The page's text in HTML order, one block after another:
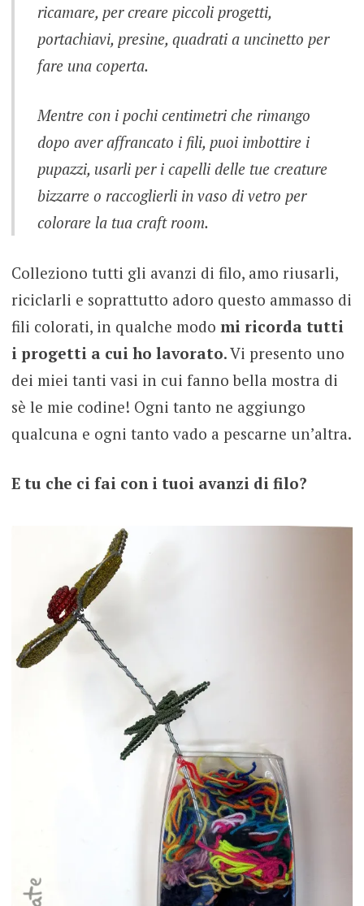
ricamare, per creare piccoli progetti,
portachiavi, presine, quadrati a uncinetto per
fare una coperta.
Mentre con i pochi centimetri che rimango
dopo aver affrancato i fili, puoi imbottire i
pupazzi, usarli per i capelli delle tue creature
bizzarre o raccoglierli in vaso di vetro per
colorare la tua craft room.
Colleziono tutti gli avanzi di filo, amo riusarli,
riciclarli e soprattutto adoro questo ammasso di
fili colorati, in qualche modo mi ricorda tutti
i progetti a cui ho lavorato. Vi presento uno
dei miei tanti vasi in cui fanno bella mostra di
sè le mie codine! Ogni tanto ne aggiungo
qualcuna e ogni tanto vado a pescarne un’altra.
E tu che ci fai con i tuoi avanzi di filo?